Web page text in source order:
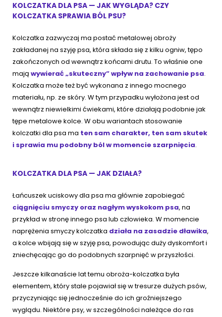
KOLCZATKA DLA PSA — JAK WYGLĄDA? CZY
KOLCZATKA SPRAWIA BÓL PSU?
Kolczatka zazwyczaj ma postać metalowej obroży
zakładanej na szyję psa, która składa się z kilku ogniw, tępo
zakończonych od wewnątrz końcami drutu. To właśnie one
mają wywierać „skuteczny” wpływ na zachowanie psa.
Kolczatka może też być wykonana z innego mocnego
materiału, np. ze skóry. W tym przypadku wyłożona jest od
wewnątrz niewielkimi ćwiekami, które działają podobnie jak
tępe metalowe kolce. W obu wariantach stosowanie
kolczatki dla psa ma ten sam charakter, ten sam skutek
i sprawia mu podobny ból w momencie szarpnięcia.
KOLCZATKA DLA PSA — JAK DZIAŁA?
Łańcuszek uciskowy dla psa ma głównie zapobiegać
ciągnięciu smyczy oraz nagłym wyskokom psa, na
przykład w stronę innego psa lub człowieka. W momencie
naprężenia smyczy kolczatka działa na zasadzie dławika,
a kolce wbijają się w szyję psa, powodując duży dyskomfort i
zniechęcając go do podobnych szarpnięć w przyszłości.
Jeszcze kilkanaście lat temu obroża-kolczatka była
elementem, który stale pojawiał się w tresurze dużych psów,
przyczyniając się jednocześnie do ich groźniejszego
wyglądu. Niektóre psy, w szczególności należące do ras